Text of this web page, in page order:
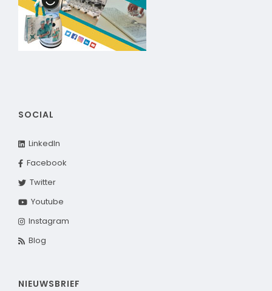
SOCIAL
LinkedIn
Facebook
Twitter
Youtube
Instagram
Blog
NIEUWSBRIEF